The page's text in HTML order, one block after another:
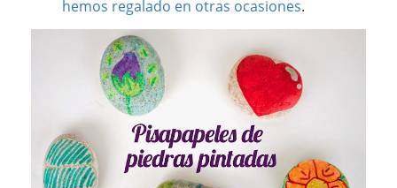
hemos regalado en otras ocasiones.